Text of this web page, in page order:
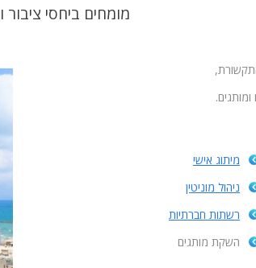
מומחים ביחסי
מיתוג אישי
ניהול מוניטין
רשתות חברתיות
השקת מותגים